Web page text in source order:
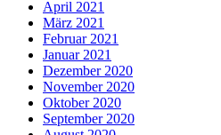
April 2021
März 2021
Februar 2021
Januar 2021
Dezember 2020
November 2020
Oktober 2020
September 2020